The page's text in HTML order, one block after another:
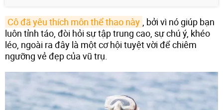
Cô đã yêu thích môn thể thao này , bởi vì nó giúp bạn
luôn tỉnh táo, đòi hỏi sự tập trung cao, sự chú ý, khéo
léo, ngoài ra đây là một cơ hội tuyệt vời để chiêm
ngưỡng vẻ đẹp của vũ trụ.